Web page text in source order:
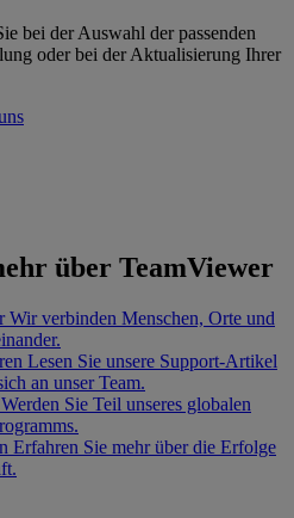
bei der Auswahl der passenden
oder bei der Aktualisierung Ihrer
über TeamViewer
Wir verbinden Menschen, Orte und
Lesen Sie unsere Support-Artikel
an unser Team.
Werden Sie Teil unseres globalen
Erfahren Sie mehr über die Erfolge